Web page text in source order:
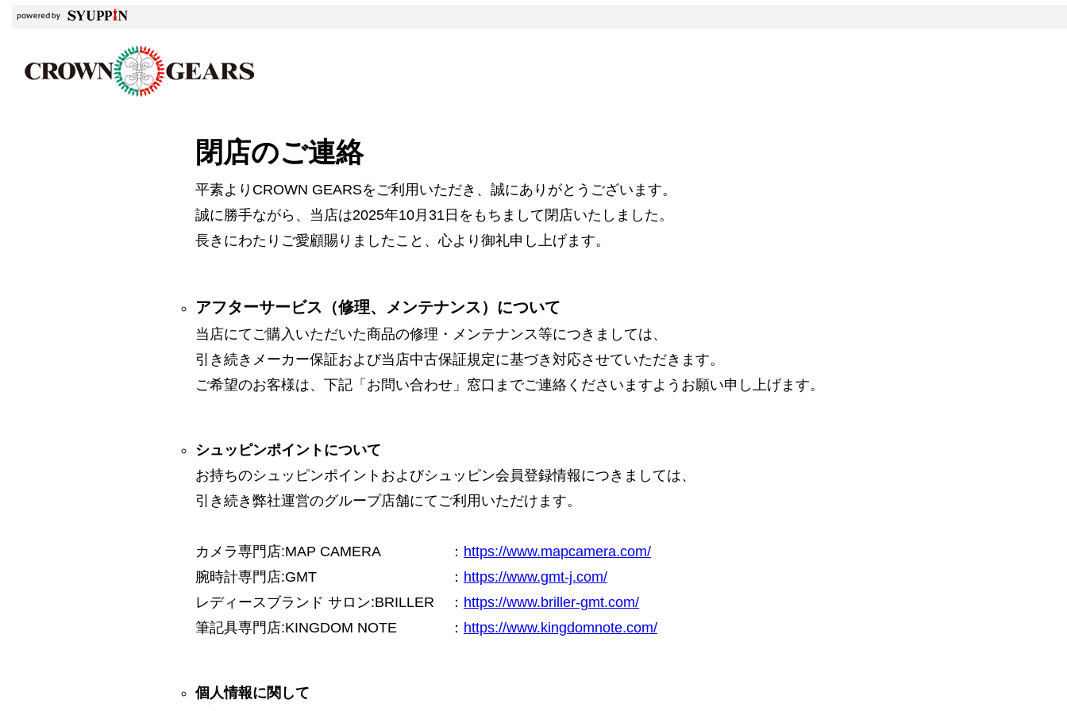
閉店のご連絡
平素よりCROWN GEARSをご利用いただき、誠にありがとうございます。
誠に勝手ながら、当店は2025年10月31日をもちまして閉店いたしました。
長きにわたりご愛顧賜りましたこと、心より御礼申し上げます。
アフターサービス（修理、メンテナンス）について
当店にてご購入いただいた商品の修理・メンテナンス等につきましては、
引き続きメーカー保証および当店中古保証規定に基づき対応させていただきます。
ご希望のお客様は、下記「お問い合わせ」窓口までご連絡くださいますようお願い申し上げます。
シュッピンポイントについて
お持ちのシュッピンポイントおよびシュッピン会員登録情報につきましては、
引き続き弊社運営のグループ店舗にてご利用いただけます。
カメラ専門店:MAP CAMERA ： https://www.mapcamera.com/
腕時計専門店:GMT
： https://www.gmt-j.com/
レディースブランド サロン:BRILLER
： https://www.briller-gmt.com/
筆記具専門店:KINGDOM NOTE
： https://www.kingdomnote.com/
個人情報に関して